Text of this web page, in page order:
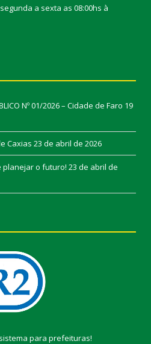
a sexta as 08:00hs à
Nº 01/2026 – Cidade de Faro 19
Caxias 23 de abril de 2026
planejar o futuro! 23 de abril de
sistema para prefeituras!